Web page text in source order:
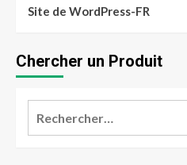
Site de WordPress-FR
Chercher un Produit